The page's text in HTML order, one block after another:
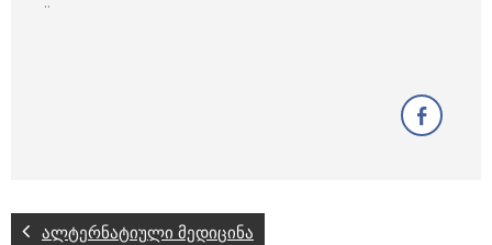
ალტერნატიული მედიცინა